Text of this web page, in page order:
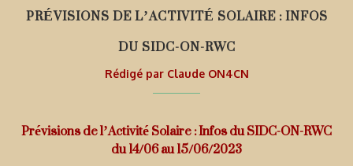
PRÉVISIONS DE L’ACTIVITÉ SOLAIRE : INFOS
DU SIDC-ON-RWC
Rédigé par Claude ON4CN
Prévisions de l’Activité Solaire : Infos du SIDC-ON-RWC
du 14/06 au 15/06/2023